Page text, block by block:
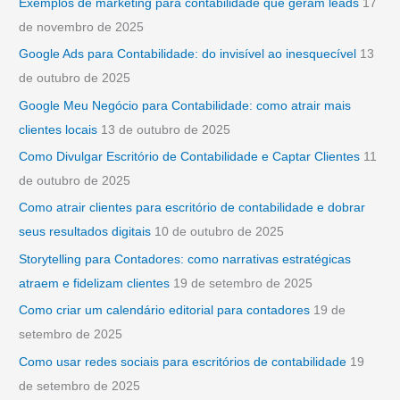
r
:
Exemplos de marketing para contabilidade que geram leads 17
de novembro de 2025
Google Ads para Contabilidade: do invisível ao inesquecível 13
de outubro de 2025
Google Meu Negócio para Contabilidade: como atrair mais
clientes locais 13 de outubro de 2025
Como Divulgar Escritório de Contabilidade e Captar Clientes 11
de outubro de 2025
Como atrair clientes para escritório de contabilidade e dobrar
seus resultados digitais 10 de outubro de 2025
Storytelling para Contadores: como narrativas estratégicas
atraem e fidelizam clientes 19 de setembro de 2025
Como criar um calendário editorial para contadores 19 de
setembro de 2025
Como usar redes sociais para escritórios de contabilidade 19
de setembro de 2025